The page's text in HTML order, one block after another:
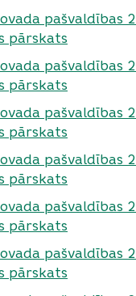
pašvaldības
pārskats
pašvaldības
pārskats
pašvaldības
pārskats
pašvaldības
pārskats
pašvaldības
pārskats
pašvaldības
pārskats